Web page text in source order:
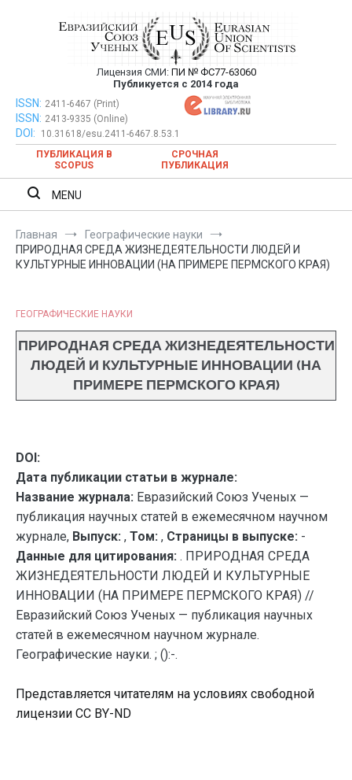
Евразийский Союз Ученых —
публикация научных статей в
ежемесячном научном журнале
Лицензия СМИ: ПИ № ФС77-63060
Публикуется с 2014 года
Евразийский Союз Ученых — публикация научных статей в
ежемесячном научном журнале
ISSN: 2411-6467 (Print)
ISSN: 2413-9335 (Online)
DOI:
10.31618/esu.2411-6467.8.53.1
ПУБЛИКАЦИЯ В
SCOPUS
СРОЧНАЯ
ПУБЛИКАЦИЯ
MENU
Главная
Географические науки
ПРИРОДНАЯ СРЕДА ЖИЗНЕДЕЯТЕЛЬНОСТИ ЛЮДЕЙ И
КУЛЬТУРНЫЕ ИННОВАЦИИ (НА ПРИМЕРЕ ПЕРМСКОГО КРАЯ)
ГЕОГРАФИЧЕСКИЕ НАУКИ
ПРИРОДНАЯ СРЕДА ЖИЗНЕДЕЯТЕЛЬНОСТИ
ЛЮДЕЙ И КУЛЬТУРНЫЕ ИННОВАЦИИ (НА
ПРИМЕРЕ ПЕРМСКОГО КРАЯ)
DOI:
Дата публикации статьи в журнале:
Название журнала: Евразийский Союз Ученых —
публикация научных статей в ежемесячном научном
журнале, Выпуск: , Том: , Страницы в выпуске: -
Данные для цитирования: . ПРИРОДНАЯ СРЕДА
ЖИЗНЕДЕЯТЕЛЬНОСТИ ЛЮДЕЙ И КУЛЬТУРНЫЕ
ИННОВАЦИИ (НА ПРИМЕРЕ ПЕРМСКОГО КРАЯ) //
Евразийский Союз Ученых — публикация научных
статей в ежемесячном научном журнале.
Географические науки. ; ():-.
Представляется читателям на условиях свободной
лицензии CC BY-ND